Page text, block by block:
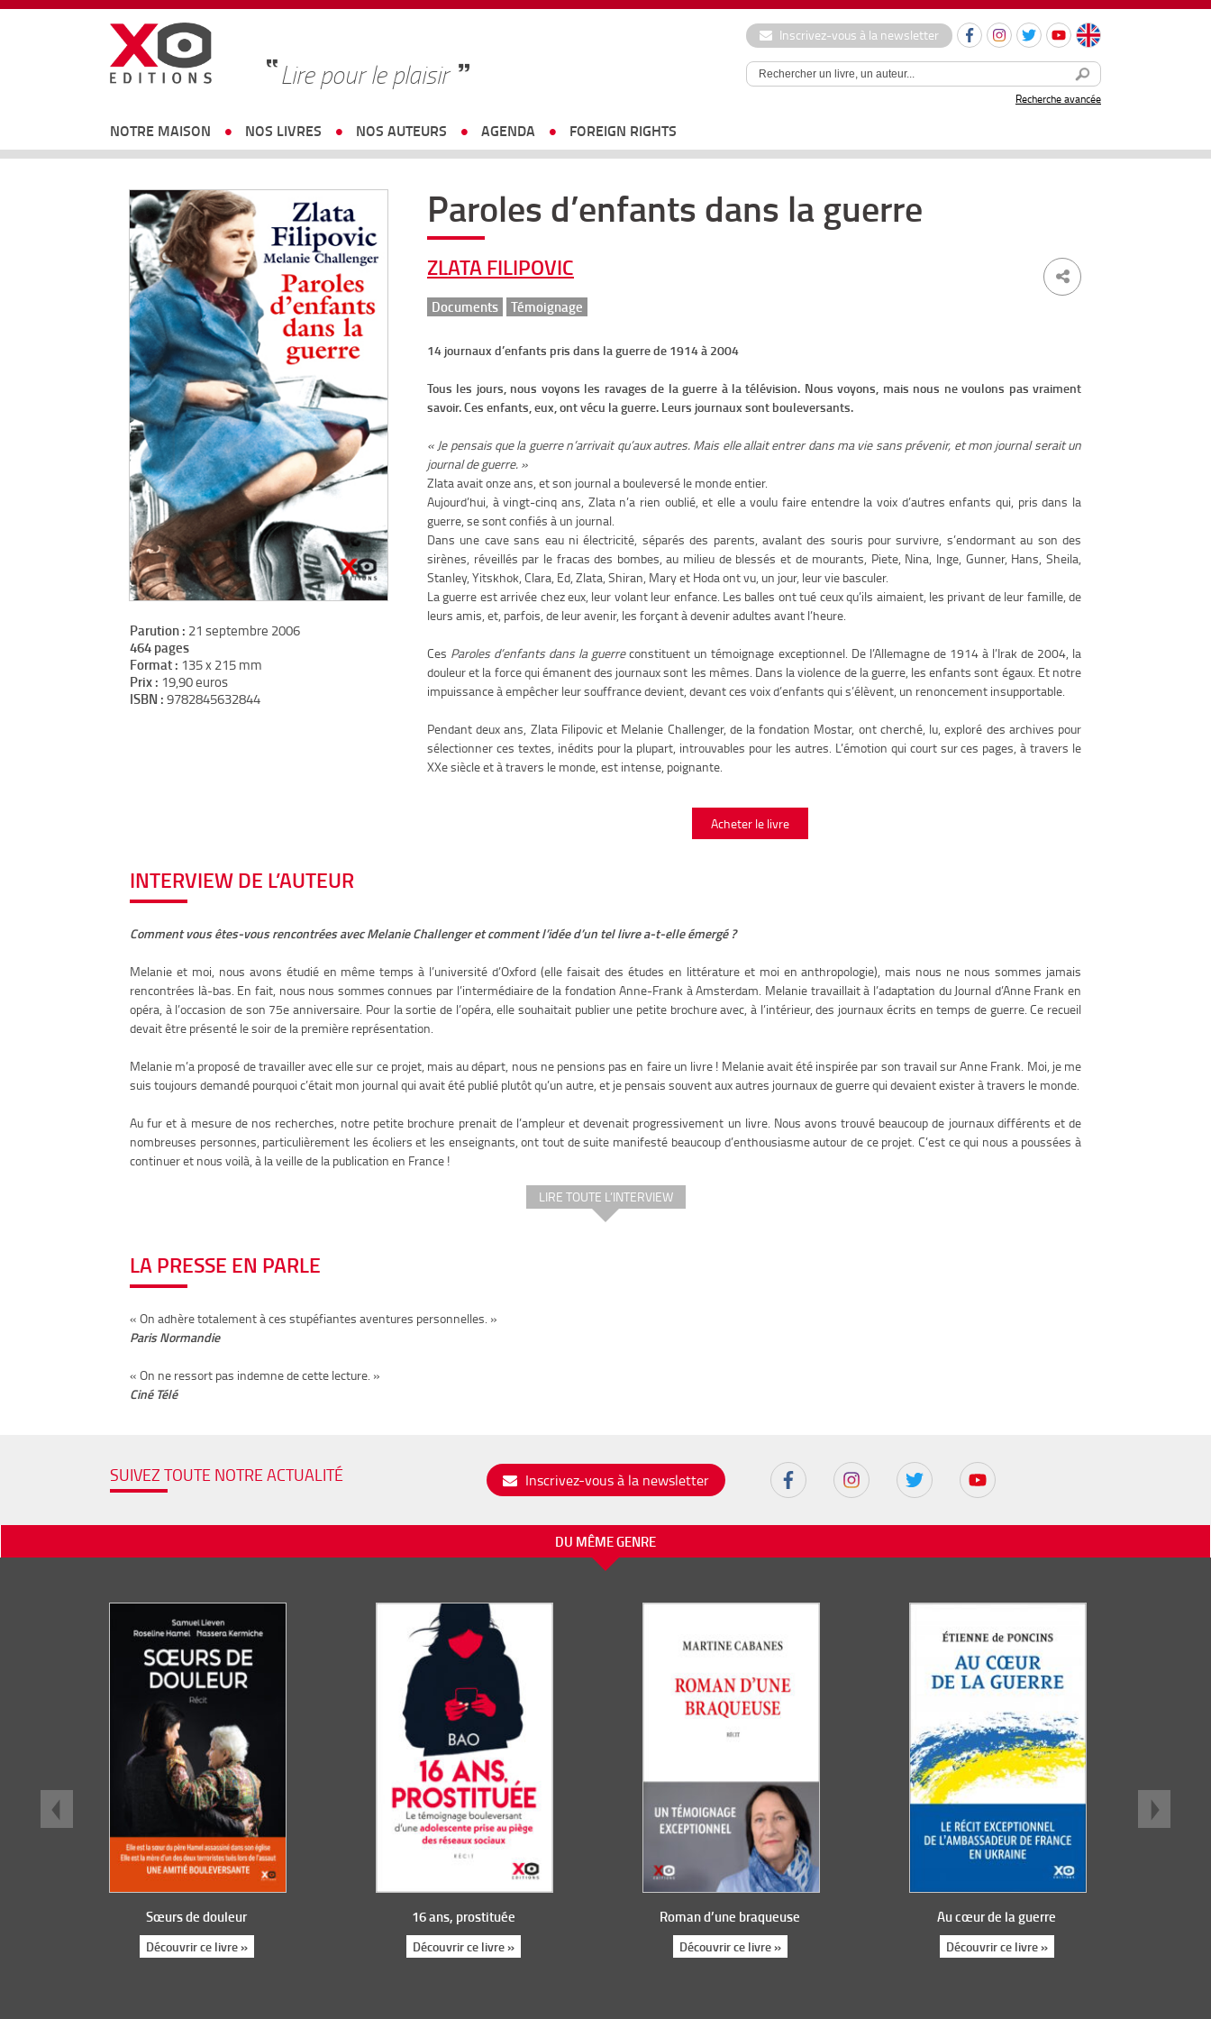
Lire pour le plaisir
Inscrivez-vous à la newsletter
Recherche avancée
NOTRE MAISON NOS LIVRES NOS AUTEURS AGENDA FOREIGN RIGHTS
Parution : 21 septembre 2006
464 pages
Format : 135 x 215 mm
Prix : 19,90 euros
ISBN : 9782845632844
Paroles d’enfants dans la guerre
ZLATA FILIPOVIC
Documents Témoignage
14 journaux d’enfants pris dans la guerre de 1914 à 2004
Tous les jours, nous voyons les ravages de la guerre à la télévision. Nous voyons, mais nous ne voulons pas vraiment
savoir. Ces enfants, eux, ont vécu la guerre. Leurs journaux sont bouleversants.
« Je pensais que la guerre n’arrivait qu’aux autres. Mais elle allait entrer dans ma vie sans prévenir, et mon journal serait un
journal de guerre. »
Zlata avait onze ans, et son journal a bouleversé le monde entier.
Aujourd’hui, à vingt-cinq ans, Zlata n’a rien oublié, et elle a voulu faire entendre la voix d’autres enfants qui, pris dans la
guerre, se sont confiés à un journal.
Dans une cave sans eau ni électricité, séparés des parents, avalant des souris pour survivre, s’endormant au son des
sirènes, réveillés par le fracas des bombes, au milieu de blessés et de mourants, Piete, Nina, Inge, Gunner, Hans, Sheila,
Stanley, Yitskhok, Clara, Ed, Zlata, Shiran, Mary et Hoda ont vu, un jour, leur vie basculer.
La guerre est arrivée chez eux, leur volant leur enfance. Les balles ont tué ceux qu’ils aimaient, les privant de leur famille, de
leurs amis, et, parfois, de leur avenir, les forçant à devenir adultes avant l’heure.
Ces Paroles d’enfants dans la guerreconstituent un témoignage exceptionnel. De l’Allemagne de 1914 à l’Irak de 2004, la
douleur et la force qui émanent des journaux sont les mêmes. Dans la violence de la guerre, les enfants sont égaux. Et notre
impuissance à empêcher leur souffrance devient, devant ces voix d’enfants qui s’élèvent, un renoncement insupportable.
Pendant deux ans, Zlata Filipovic et Melanie Challenger, de la fondation Mostar, ont cherché, lu, exploré des archives pour
sélectionner ces textes, inédits pour la plupart, introuvables pour les autres. L’émotion qui court sur ces pages, à travers le
XXe siècle et à travers le monde, est intense, poignante.
Acheter le livre
INTERVIEW DE L’AUTEUR
Comment vous êtes-vous rencontrées avec Melanie Challenger et comment l’idée d’un tel livre a-t-elle émergé ?
Melanie et moi, nous avons étudié en même temps à l’université d’Oxford (elle faisait des études en littérature et moi en anthropologie), mais nous ne nous sommes jamais
rencontrées là-bas. En fait, nous nous sommes connues par l’intermédiaire de la fondation Anne-Frank à Amsterdam. Melanie travaillait à l’adaptation du Journal d’Anne Frank en
opéra, à l’occasion de son 75e anniversaire. Pour la sortie de l’opéra, elle souhaitait publier une petite brochure avec, à l’intérieur, des journaux écrits en temps de guerre. Ce recueil
devait être présenté le soir de la première représentation.
Melanie m’a proposé de travailler avec elle sur ce projet, mais au départ, nous ne pensions pas en faire un livre ! Melanie avait été inspirée par son travail sur Anne Frank. Moi, je me
suis toujours demandé pourquoi c’était mon journal qui avait été publié plutôt qu’un autre, et je pensais souvent aux autres journaux de guerre qui devaient exister à travers le monde.
Au fur et à mesure de nos recherches, notre petite brochure prenait de l’ampleur et devenait progressivement un livre. Nous avons trouvé beaucoup de journaux différents et de
nombreuses personnes, particulièrement les écoliers et les enseignants, ont tout de suite manifesté beaucoup d’enthousiasme autour de ce projet. C’est ce qui nous a poussées à
continuer et nous voilà, à la veille de la publication en France !
LIRE TOUTE L’INTERVIEW
LA PRESSE EN PARLE
« On adhère totalement à ces stupéfiantes aventures personnelles. »
Paris Normandie
« On ne ressort pas indemne de cette lecture. »
Ciné Télé
SUIVEZ TOUTE NOTRE ACTUALITÉ Inscrivez-vous à la newsletter
DU MÊME GENRE
Sœurs de douleur
Découvrir ce livre »
16 ans, prostituée
Découvrir ce livre »
Roman d’une braqueuse
Découvrir ce livre »
Au cœur de la guerre
Découvrir ce livre »